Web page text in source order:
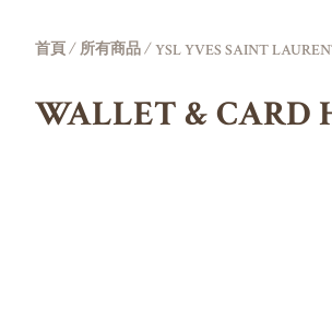
首頁/所有商品/YSL YVES SAINT
WALLET & CARD